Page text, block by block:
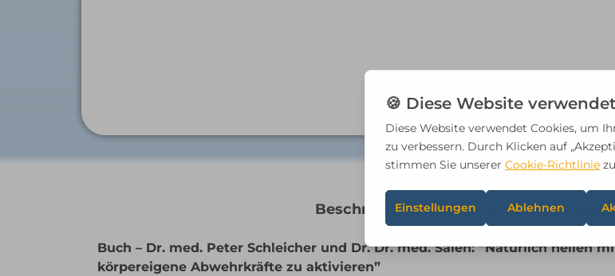
Beschreibung Zusätzliche
Buch – Dr. med. Peter Schleicher und Dr. Dr. med. Saleh: “Natürlich heilen
körpereigene Abwehrkräfte zu aktivieren”